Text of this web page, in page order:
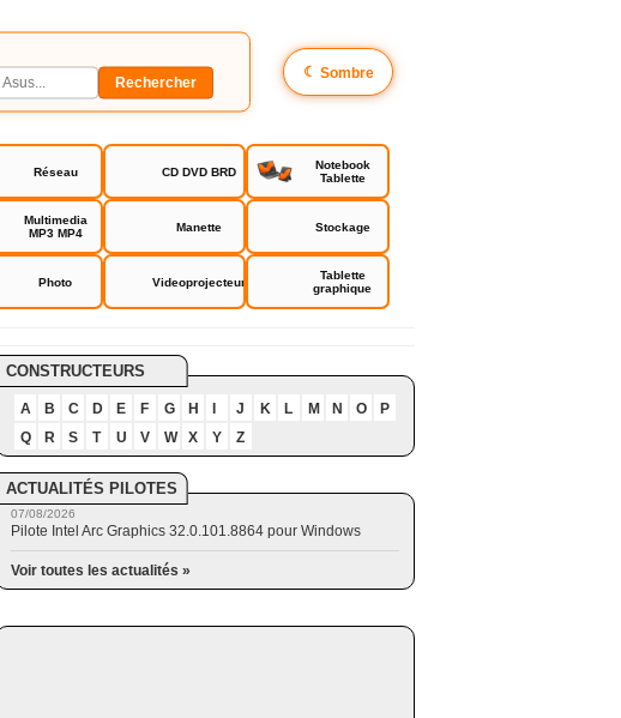
☾ Sombre
Réseau CD DVD BRD
Notebook
Tablette
Multimedia
MP3 MP4
Manette Stockage
Photo Videoprojecteur
Tablette
graphique
CONSTRUCTEURS
A B C D E F G H J K L M N O
P
Q
R S T U V W X Y Z
ACTUALITÉS PILOTES
07/08/2026
Pilote Intel Arc Graphics 32.0.101.8864 pour Windows
Voir toutes les actualités »